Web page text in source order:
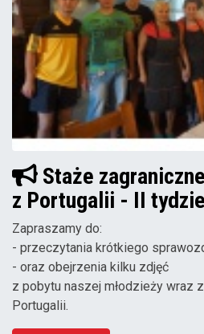
Staże
z Portugalii - II
Zapraszamy do:
- przeczytania krótkiego
- oraz obejrzenia kilku zdjęć
z pobytu naszej młodzieży wraz
Portugalii.